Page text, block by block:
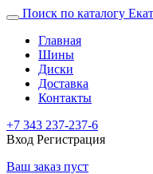
Поиск по каталогу
Главная
Шины
Диски
Доставка
Контакты
+7 343 237-237-6
Вход Регистрация
Ваш заказ пуст